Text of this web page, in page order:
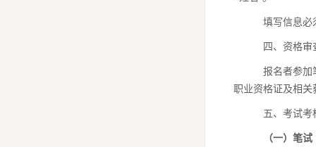
填写信息必
四、资格审
报名者参加
职业资格证及相关
五、考试考
（一）笔试